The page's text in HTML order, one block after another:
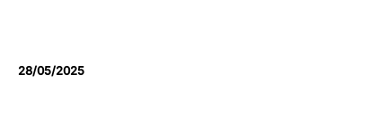
28/05/2025